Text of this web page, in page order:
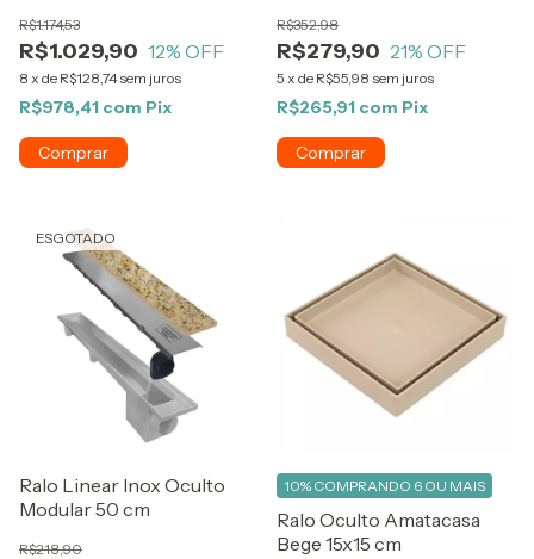
R$1.029,90
R$1.174,53
12% OFF
8 x de R$128,74 sem juros
R$978,41 com Pix
R$279,90
R$352,98
21% OFF
5 x de R$55,98 sem juros
R$265,91 com Pix
ESGOTADO
Ralo Linear Inox Oculto
Modular 50 cm
R$218,90
Ralo Oculto Amatacasa
Bege 15x15 cm
10% COMPRANDO 6 OU MAIS